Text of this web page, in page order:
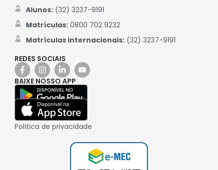
Alunos:(32) 3237-9191
Matrículas:0800 702 9232
Matrículas internacionais:(32) 3237-9191
REDES SOCIAIS
BAIXE NOSSO APP
Política de privacidade